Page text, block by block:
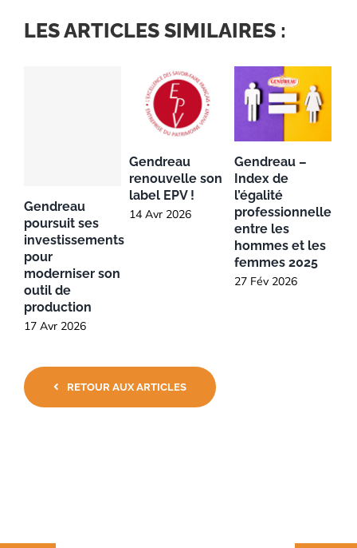
LES ARTICLES SIMILAIRES :
Gendreau
poursuit ses
investissements
pour
moderniser son
outil de
production
17 Avr 2026
Gendreau
renouvelle son
label EPV !
14 Avr 2026
Gendreau –
Index de
l’égalité
professionnelle
entre les
hommes et les
femmes 2025
27 Fév 2026
RETOUR AUX ARTICLES